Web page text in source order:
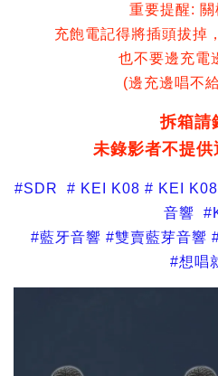
重要提醒: 關
充飽電記得將插頭拔掉
也不要邊充電
(邊充邊唱不
拆箱請
未錄影者不提
#SDR # KEI K08 # KEI
音響
#藍牙音響 #雙賣藍芽音響
#想唱